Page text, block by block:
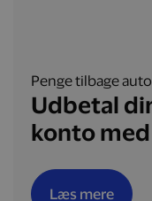
Penge tilbage
Udbetal
konto
Læs mere